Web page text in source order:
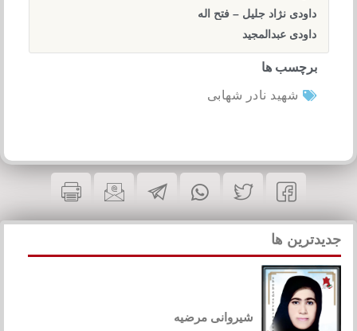
داودی نژاد جلیل – فتح اله
داودی عبدالمجید
برچسب ها
شهید نادر شهابی
جدیدترین ها
شیروانی مرضیه